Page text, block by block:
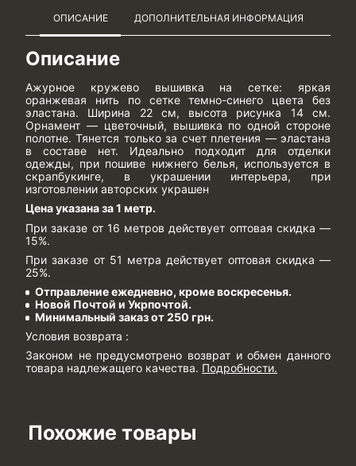
ОПИСАНИЕ ДОПОЛНИТЕЛЬНАЯ ИНФОРМАЦИЯ
Описание
Ажурное кружево вышивка на сетке: яркая
оранжевая нить по сетке темно-синего цвета без
эластана. Ширина 22 см, высота рисунка 14 см.
Орнамент — цветочный, вышивка по одной стороне
полотне. Тянется только за счет плетения — эластана
в составе нет. Идеально подходит для отделки
одежды, при пошиве нижнего белья, используется в
скрапбукинге, в украшении интерьера, при
изготовлении авторских украшен
Цена указана за 1 метр.
При заказе от 16 метров действует оптовая скидка —
15%.
При заказе от 51 метра действует оптовая скидка —
25%.
Отправление ежедневно, кроме воскресенья.
Новой Почтой и Укрпочтой.
Минимальный заказ от 250 грн.
Условия возврата :
Законом не предусмотрено возврат и обмен данного
товара надлежащего качества. Подробности.
Похожие товары